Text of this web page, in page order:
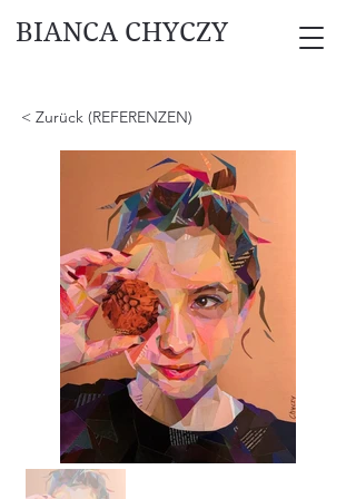
BIANCA CHYCZY
< Zurück (REFERENZEN)